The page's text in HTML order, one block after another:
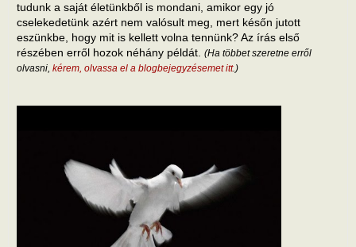
tudunk a saját életünkből is mondani, amikor egy jó
cselekedetünk azért nem valósult meg, mert későn jutott
eszünkbe, hogy mit is kellett volna tennünk? Az írás első
részében erről hozok néhány példát. (Ha többet szeretne erről
olvasni, kérem, olvassa el a blogbejegyzésemet itt.)